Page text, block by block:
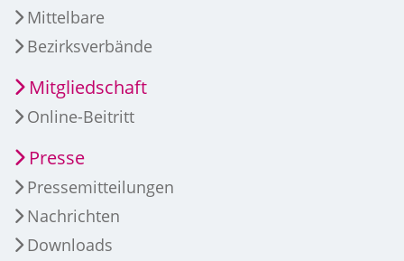
Mittelbare
Bezirksverbände
Mitgliedschaft
Online-Beitritt
Presse
Pressemitteilungen
Nachrichten
Downloads